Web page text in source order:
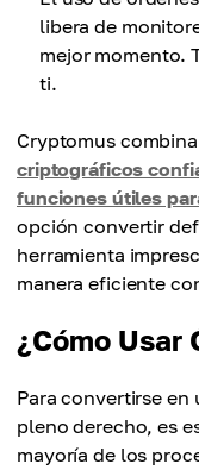
libera de
mejor momento.
ti.
Cryptomus
criptográficos
funciones útiles
opción convertir
herramienta
manera eficiente
¿Cómo Usar
Para convertirse
pleno derecho, es
mayoría de los